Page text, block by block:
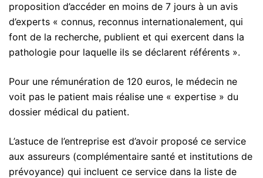
proposition d’accéder en moins de 7 jours à un avis
d’experts « connus, reconnus internationalement, qui
font de la recherche, publient et qui exercent dans la
pathologie pour laquelle ils se déclarent référents ».
Pour une rémunération de 120 euros, le médecin ne
voit pas le patient mais réalise une « expertise » du
dossier médical du patient.
L’astuce de l’entreprise est d’avoir proposé ce service
aux assureurs (complémentaire santé et institutions de
prévoyance) qui incluent ce service dans la liste de